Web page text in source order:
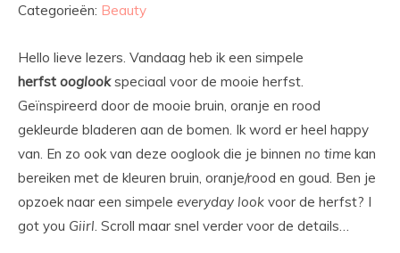
Categorieën: Beauty
Hello lieve lezers. Vandaag heb ik een simpele
herfst ooglookspeciaal voor de mooie herfst.
Geïnspireerd door de mooie bruin, oranje en rood
gekleurde bladeren aan de bomen. Ik word er heel happy
van. En zo ook van deze ooglook die je binnen no time kan
bereiken met de kleuren bruin, oranje/rood en goud. Ben je
opzoek naar een simpele everyday look voor de herfst? I
got you Giirl. Scroll maar snel verder voor de details…